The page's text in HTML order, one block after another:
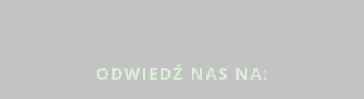
ODWIEDŹ NAS NA: